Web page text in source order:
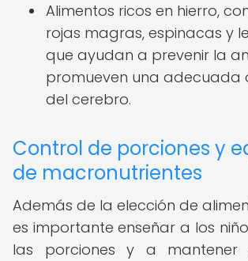
Alimentos ricos en hierro,
rojas magras, espinacas y
que ayudan a prevenir la
promueven una adecuada
del cerebro.
Control de porciones y
de macronutrientes
Además de la elección de
es importante enseñar a los
las porciones y a mantener